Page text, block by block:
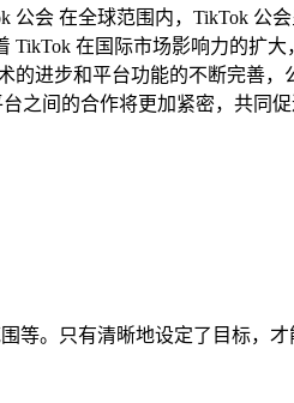
会 在全球范围内，TikTok 公
在国际市场影响力的扩
的进步和平台功能的不断完善，
之间的合作将更加紧密，共同
等。只有清晰地设定了目标，